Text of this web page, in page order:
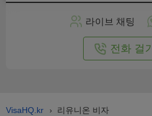
인
라이브 채팅
전화 걸
VisaHQ.kr › 리유니온 비자